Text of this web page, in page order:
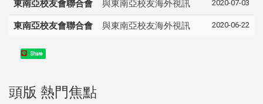
東南亞校友會聯合會 與東南亞校友海外視訊 2020-07-03
東南亞校友會聯合會 與東南亞校友海外視訊 2020-06-22
Share
頭版 熱門焦點